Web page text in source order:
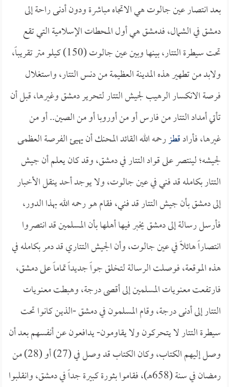
بعد انتصار عين جالوت هي الاتجاه مباشرة ودون أدنى راحة إلى
دمشق في الشمال، فدمشق هي أول المحطات الإسلامية التي تقع
تحت سيطرة التتار، بينها وبين عين جالوت (150) كيلو متر تقريباً،
ولابد من تطهير هذه المدينة العظيمة من دنس التتار، واستغلال
فرصة الانكسار الرهيب لجيش التتار لتحرير دمشق وغيرها، قبل أن
تأتي أمداد التتار من فارس أو من أوروبا أو من الصين.. أو من
غيرها، فأرادقطزرحمه الله القائد المحنك أن يهيئ الفرصة العظمى
لجيشه؛ لينتصر على قواد التتار في دمشق، وقد كان يعلم أن جيش
التتار بكامله قد فني في عين جالوت، ولا يوجد أحد ينقل الأخبار
إلى دمشق بأن جيش التتار قد فني، فقام هو رحمه الله بهذا الدور،
فأرسل رسالة إلى دمشق يخبر فيها أهلها بأن المسلمين قد انتصروا
انتصاراً هائلاً في عين جالوت، وأن الجيش التتاري قد دمر بكامله في
هذه الموقعة، فوصلت الرسالة لتخلق جواً جديداً تماماً على دمشق،
فارتفعت معنويات المسلمين إلى أقصى درجة، وهبطت معنويات
التتار إلى أدنى درجة، وقام المسلمون في دمشق -الذين كانوا تحت
سيطرة التتار لا يتحركون ولا يقاومون- يدافعون عن أنفسهم بعد أن
وصل إليهم الكتاب، وكان الكتاب قد وصل في (27) أو (28) من
رمضان في سنة (658هـ)، فقاموا بثورة كبيرة جداً في دمشق، وانقلبوا